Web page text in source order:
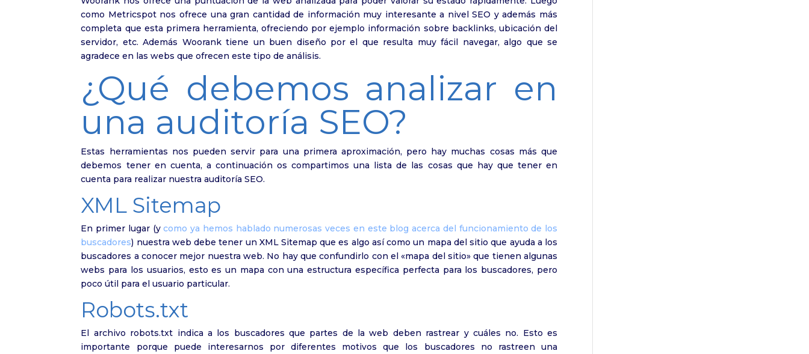
como Metricspot nos ofrece una gran cantidad de información muy interesante a nivel SEO y además más
completa que esta primera herramienta, ofreciendo por ejemplo información sobre backlinks, ubicación del
servidor, etc. Además Woorank tiene un buen diseño por el que resulta muy fácil navegar, algo que se
agradece en las webs que ofrecen este tipo de análisis.
¿Qué debemos analizar en
una auditoría SEO?
Estas herramientas nos pueden servir para una primera aproximación, pero hay muchas cosas más que
debemos tener en cuenta, a continuación os compartimos una lista de las cosas que hay que tener en
cuenta para realizar nuestra auditoría SEO.
XML Sitemap
En primer lugar (ycomo ya hemos hablado numerosas veces en este blog acerca del funcionamiento de los
buscadores) nuestra web debe tener un XML Sitemap que es algo así como un mapa del sitio que ayuda a los
buscadores a conocer mejor nuestra web. No hay que confundirlo con el «mapa del sitio» que tienen algunas
webs para los usuarios, esto es un mapa con una estructura específica perfecta para los buscadores, pero
poco útil para el usuario particular.
Robots.txt
El archivo robots.txt indica a los buscadores que partes de la web deben rastrear y cuáles no. Esto es
importante porque puede interesarnos por diferentes motivos que los buscadores no rastreen una